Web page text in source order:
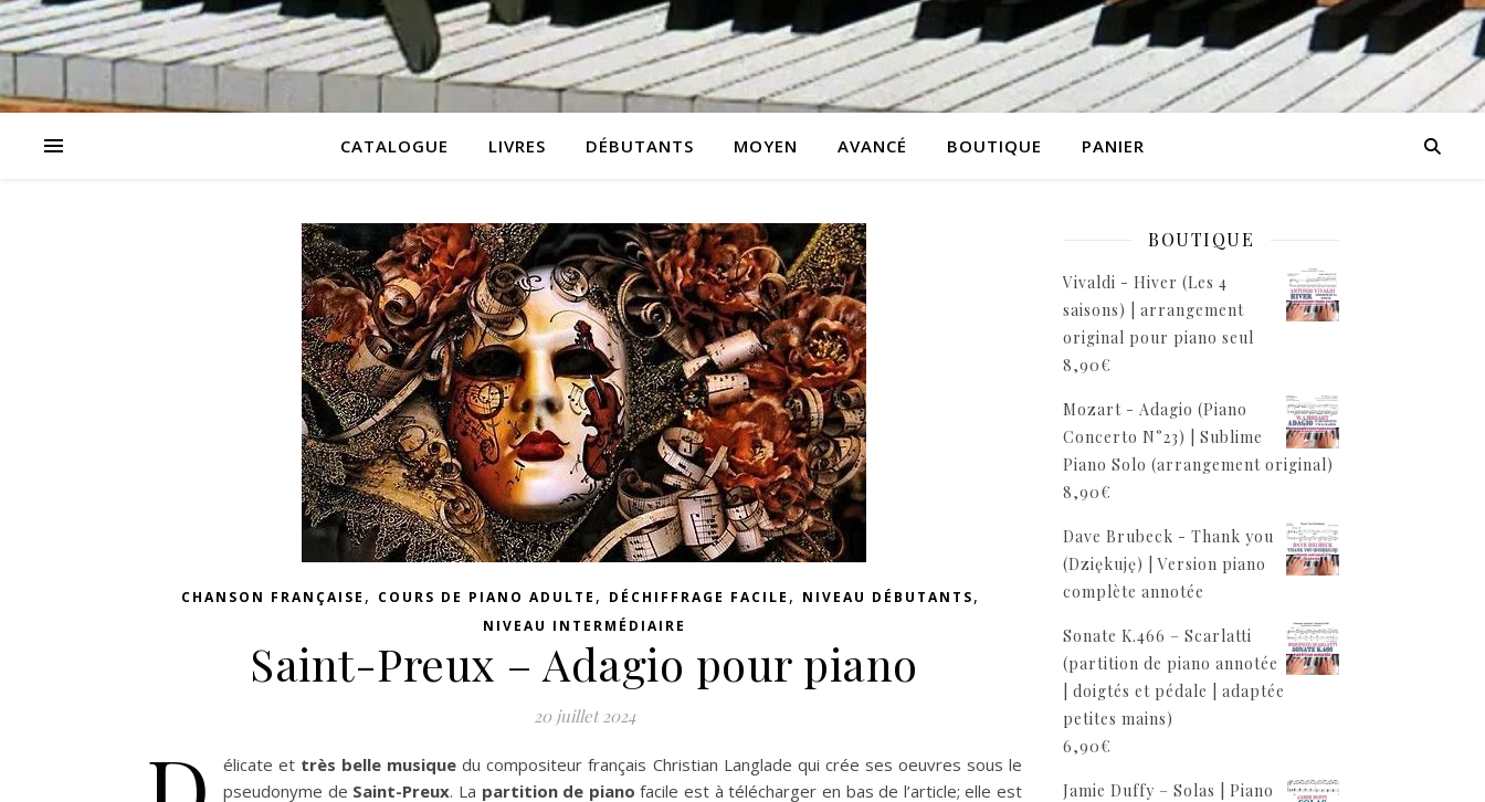
CATALOGUE LIVRES DÉBUTANTS MOYEN AVANCÉ BOUTIQUE PANIER
CHANSON FRANÇAISE , COURS DE PIANO ADULTE , DÉCHIFFRAGE FACILE , NIVEAU DÉBUTANTS,
NIVEAU INTERMÉDIAIRE
Saint-Preux – Adagio pour piano
20 juillet 2024
élicate et très belle musique du compositeur français Christian Langlade qui crée ses oeuvres sous le
pseudonyme de Saint-Preux. La partition de piano facile est à télécharger en bas de l’article; elle est
BOUTIQUE
Vivaldi - Hiver (Les 4
saisons) | arrangement
original pour piano seul
8,90€
Mozart - Adagio (Piano
Concerto N°23) | Sublime
Piano Solo (arrangement original)
8,90€
Dave Brubeck - Thank you
(Dziękuję) | Version piano
complète annotée
Sonate K.466 – Scarlatti
(partition de piano annotée
| doigtés et pédale | adaptée
petites mains)
6,90€
Jamie Duffy – Solas | Piano